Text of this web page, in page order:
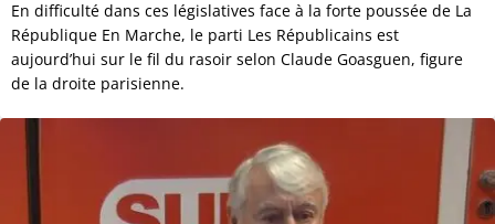
En difficulté dans ces législatives face à la forte poussée de La
République En Marche, le parti Les Républicains est
aujourd’hui sur le fil du rasoir selon Claude Goasguen, figure
de la droite parisienne.